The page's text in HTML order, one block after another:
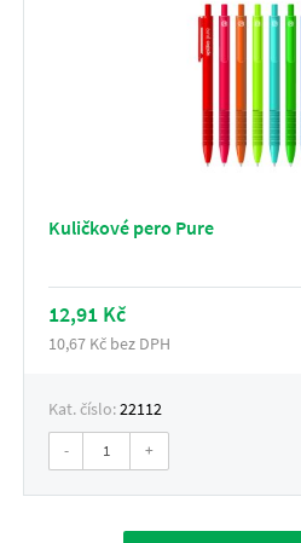
Kuličkové pero Pure
12,91 Kč
10,67 Kč bez DPH
Kat. číslo:22112
- +